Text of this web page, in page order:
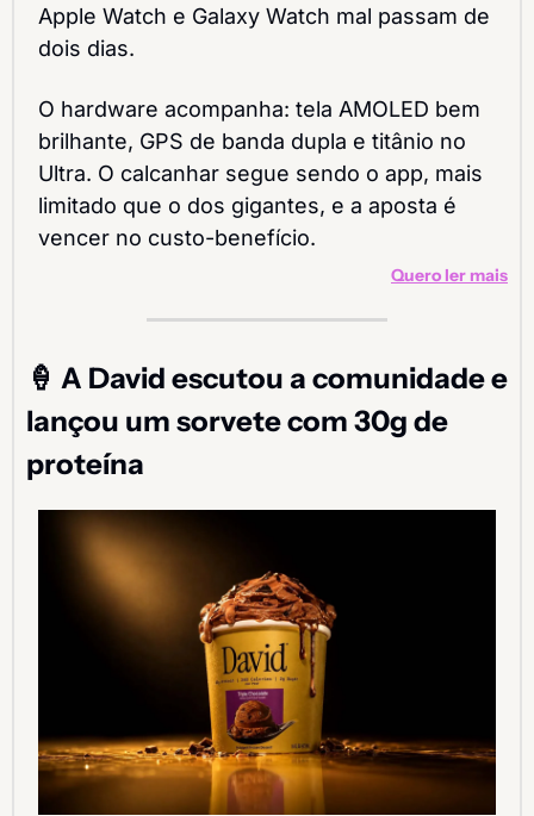
Apple Watch e Galaxy Watch mal passam de
dois dias.
O hardware acompanha: tela AMOLED bem
brilhante, GPS de banda dupla e titânio no
Ultra. O calcanhar segue sendo o app, mais
limitado que o dos gigantes, e a aposta é
vencer no custo-benefício.
Quero ler mais
🍦 A David escutou a comunidade e
lançou um sorvete com 30g de
proteína